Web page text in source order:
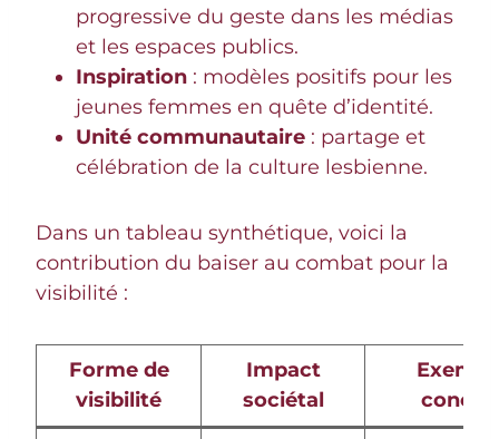
progressive du geste dans les médias
et les espaces publics.
Inspiration : modèles positifs pour les
jeunes femmes en quête d’identité.
Unité communautaire : partage et
célébration de la culture lesbienne.
Dans un tableau synthétique, voici la
contribution du baiser au combat pour la
visibilité :
Forme de
visibilité
Impact
sociétal